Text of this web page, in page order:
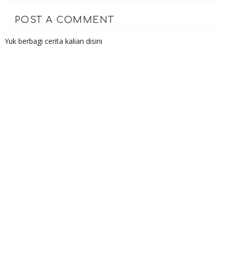
POST A COMMENT
Yuk berbagi cerita kalian disini